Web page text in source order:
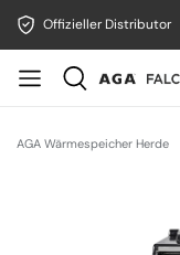
Offizieller Distributor
AGA Wärmespeicher Herde